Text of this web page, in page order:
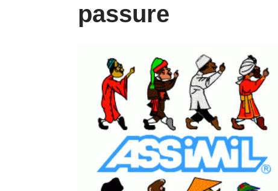
passure